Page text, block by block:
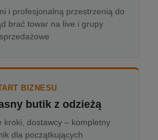
i profesjonalną przestrzenią do
brać towar na live i grupy
sprzedażowe
BIZNESU
butik z odzieżą
kroki, dostawcy – kompletny
dla początkujących